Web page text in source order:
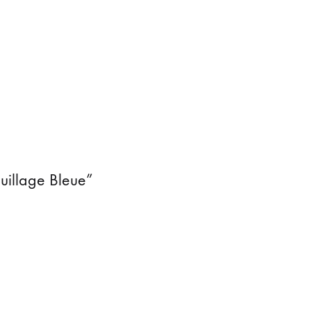
Bleue”